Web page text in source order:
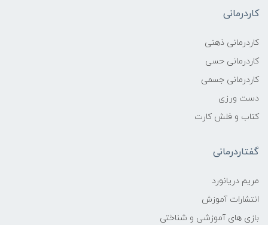
کاردرمانی
کاردرمانی ذهنی
کاردرمانی حسی
کاردرمانی جسمی
دست ورزی
کتاب و فلش کارت
گفتاردرمانی
مریم دریانورد
انتشارات آموزش
بازی های آموزشی و شناختی